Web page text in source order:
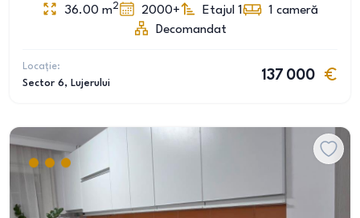
36.00 m2 2000+ Etajul 1 1 cameră
Decomandat
Locație:
Sector 6, Lujerului
137 000